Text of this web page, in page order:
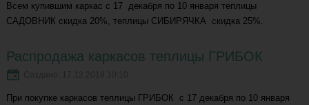
Всем купившим каркас с 17 декабря по 10 января теплицы
САДОВНИК скидка 20%, теплицы СИБИРЯЧКА скидка 25%.
Распродажа каркасов теплицы ГРИБОК
При покупке каркасов теплицы ГРИБОК с 17 декабря по 10 января